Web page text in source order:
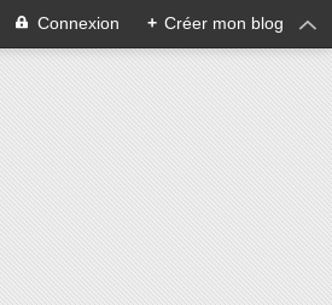
Connexion + Créer mon blog